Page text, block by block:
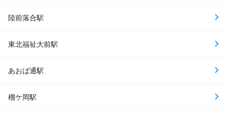
陸前落合駅
東北福祉大前駅
あおば通駅
榴ケ岡駅